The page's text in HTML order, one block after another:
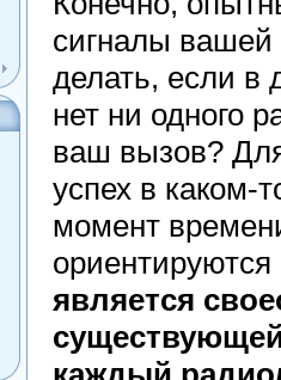
сигналы
делать, если в
нет ни одного
ваш вызов?
успех в каком-
момент
является